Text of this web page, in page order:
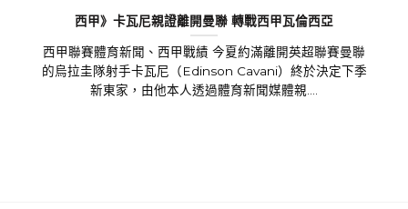
西甲》卡瓦尼親證離開曼聯 轉戰西甲瓦倫西亞
西甲聯賽體育新聞、西甲戰績 今夏約滿離開英超聯賽曼聯
的烏拉圭隊射手卡瓦尼（Edinson Cavani）終於決定下季
新東家，由他本人透過體育新聞媒體親....